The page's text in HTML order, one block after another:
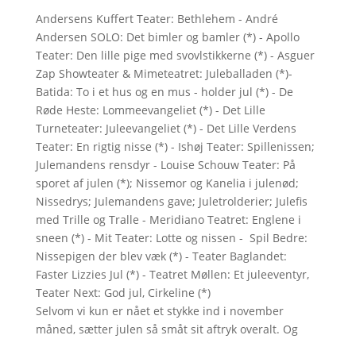
Andersens Kuffert Teater: Bethlehem - André
Andersen SOLO: Det bimler og bamler (*) - Apollo
Teater: Den lille pige med svovlstikkerne (*) - Asguer
Zap Showteater & Mimeteatret: Juleballaden (*)-
Batida: To i et hus og en mus - holder jul (*) - De
Røde Heste: Lommeevangeliet (*) - Det Lille
Turneteater: Juleevangeliet (*) - Det Lille Verdens
Teater: En rigtig nisse (*) - Ishøj Teater: Spillenissen;
Julemandens rensdyr - Louise Schouw Teater: På
sporet af julen (*); Nissemor og Kanelia i julenød;
Nissedrys; Julemandens gave; Juletrolderier; Julefis
med Trille og Tralle - Meridiano Teatret: Englene i
sneen (*) - Mit Teater: Lotte og nissen - Spil Bedre:
Nissepigen der blev væk (*) - Teater Baglandet:
Faster Lizzies Jul (*) - Teatret Møllen: Et juleeventyr,
Teater Next: God jul, Cirkeline (*)
Selvom vi kun er nået et stykke ind i november
måned, sætter julen så småt sit aftryk overalt. Og